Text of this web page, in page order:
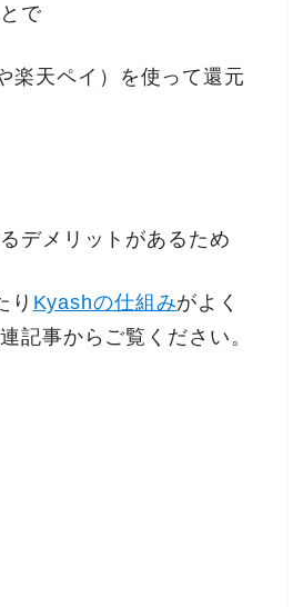
で
楽天ペイ）を使って還元
デメリットがあるため
り Kyashの仕組みがよく
記事からご覧ください。